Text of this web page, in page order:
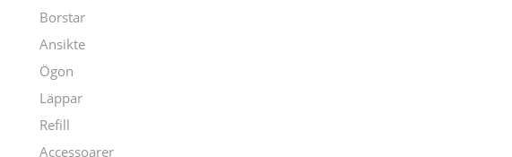
Borstar
Ansikte
Ögon
Läppar
Refill
Accessoarer